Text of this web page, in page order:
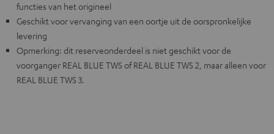
functies van het origineel
Geschikt voor vervanging van een oortje uit de oorspronkelijke
levering
Opmerking: dit reserveonderdeel is niet geschikt voor de
voorganger REAL BLUE TWS of REAL BLUE TWS 2, maar alleen voor
REAL BLUE TWS 3.